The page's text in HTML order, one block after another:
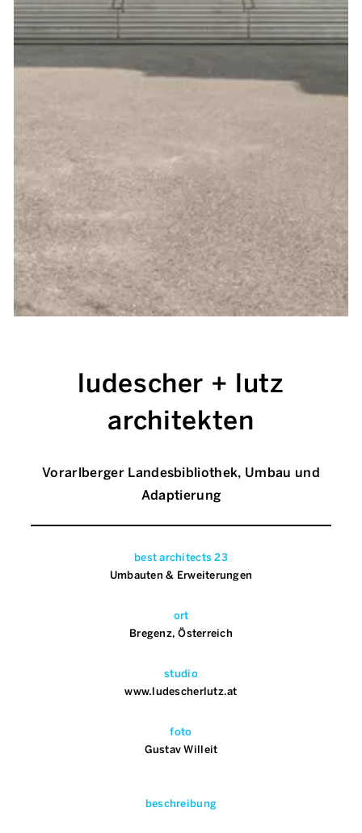
ludescher + lutz
architekten
Vorarlberger Landesbibliothek, Umbau und
Adaptierung
best architects 23
Umbauten & Erweiterungen
ort
Bregenz, Österreich
studio
www.ludescherlutz.at
foto
Gustav Willeit
beschreibung